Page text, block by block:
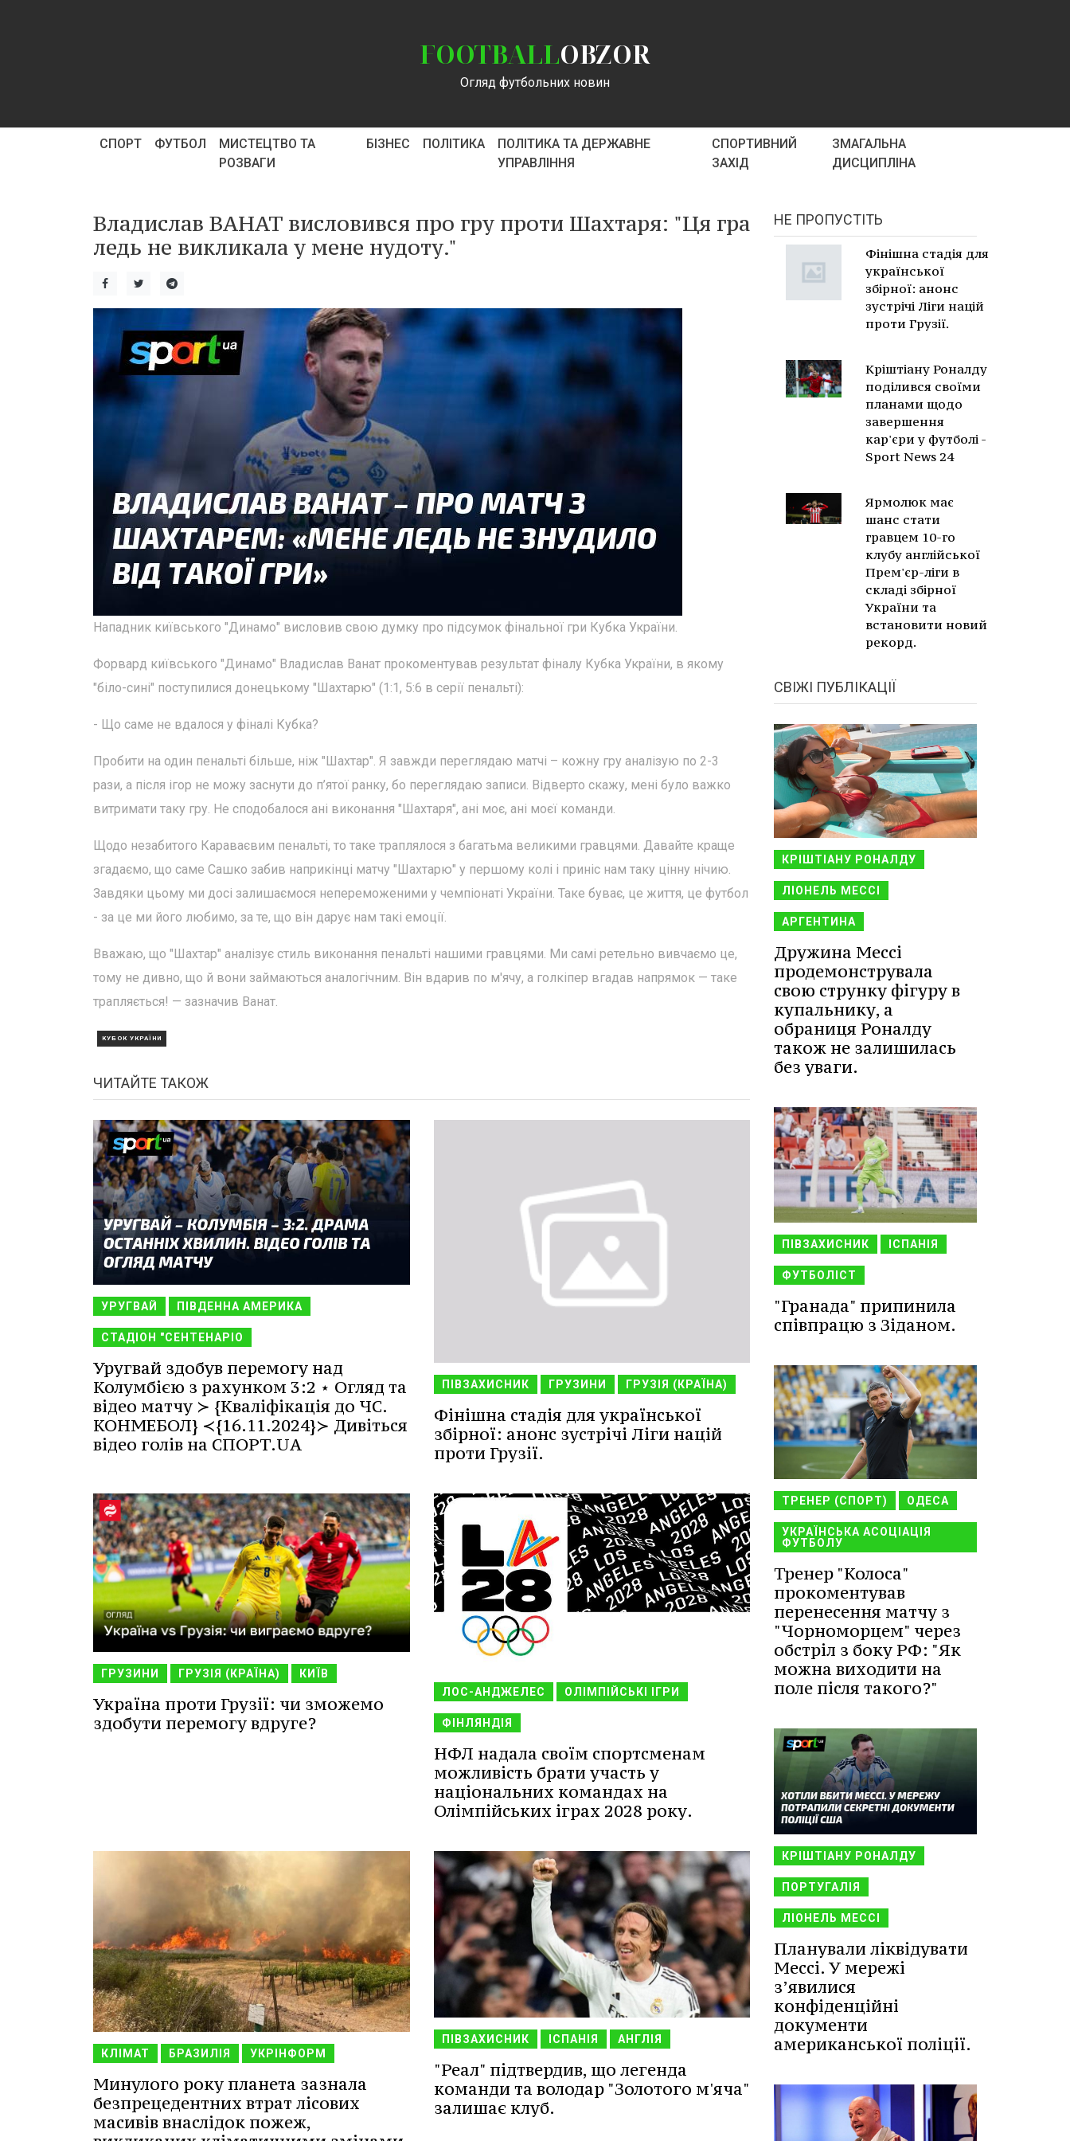
FOOTBALLOBZOR
Огляд футбольних новин
СПОРТ ФУТБОЛ
МИСТЕЦТВО ТА
РОЗВАГИ
БІЗНЕС ПОЛІТИКА
ПОЛІТИКА ТА ДЕРЖАВНЕ
УПРАВЛІННЯ
СПОРТИВНИЙ
ЗАХІД
ЗМАГАЛЬНА
ДИСЦИПЛІНА
Владислав ВАНАТ висловився про гру проти Шахтаря: "Ця гра
ледь не викликала у мене нудоту."
Нападник київського "Динамо" висловив свою думку про підсумок фінальної гри Кубка України.
Форвард київського "Динамо" Владислав Ванат прокоментував результат фіналу Кубка України, в якому
"біло-сині" поступилися донецькому "Шахтарю" (1:1, 5:6 в серії пенальті):
- Що саме не вдалося у фіналі Кубка?
Пробити на один пенальті більше, ніж "Шахтар". Я завжди переглядаю матчі – кожну гру аналізую по 2-3
рази, а після ігор не можу заснути до п’ятої ранку, бо переглядаю записи. Відверто скажу, мені було важко
витримати таку гру. Не сподобалося ані виконання "Шахтаря", ані моє, ані моєї команди.
Щодо незабитого Караваєвим пенальті, то таке траплялося з багатьма великими гравцями. Давайте краще
згадаємо, що саме Сашко забив наприкінці матчу "Шахтарю" у першому колі і приніс нам таку цінну нічию.
Завдяки цьому ми досі залишаємося непереможеними у чемпіонаті України. Таке буває, це життя, це футбол
- за це ми його любимо, за те, що він дарує нам такі емоції.
Вважаю, що "Шахтар" аналізує стиль виконання пенальті нашими гравцями. Ми самі ретельно вивчаємо це,
тому не дивно, що й вони займаються аналогічним. Він вдарив по м'ячу, а голкіпер вгадав напрямок — таке
трапляється! — зазначив Ванат.
КУБОК УКРАЇНИ
ЧИТАЙТЕ ТАКОЖ
УРУГВАЙ ПІВДЕННА АМЕРИКА
СТАДІОН "СЕНТЕНАРІО
Уругвай здобув перемогу над
Колумбією з рахунком 3:2 ⋆ Огляд та
відео матчу ≻ {Кваліфікація до ЧС.
КОНМЕБОЛ} ≺{16.11.2024}≻ Дивіться
відео голів на СПОРТ.UA
ПІВЗАХИСНИК ГРУЗИНИ ГРУЗІЯ (КРАЇНА)
Фінішна стадія для української
збірної: анонс зустрічі Ліги націй
проти Грузії.
ГРУЗИНИ ГРУЗІЯ (КРАЇНА) КИЇВ
Україна проти Грузії: чи зможемо
здобути перемогу вдруге?
ЛОС-АНДЖЕЛЕС ОЛІМПІЙСЬКІ ІГРИ
ФІНЛЯНДІЯ
НФЛ надала своїм спортсменам
можливість брати участь у
національних командах на
Олімпійських іграх 2028 року.
КЛІМАТ БРАЗИЛІЯ УКРІНФОРМ
Минулого року планета зазнала
безпрецедентних втрат лісових
масивів внаслідок пожеж,
ПІВЗАХИСНИК ІСПАНІЯ АНГЛІЯ
"Реал" підтвердив, що легенда
команди та володар "Золотого м'яча"
залишає клуб.
НЕ ПРОПУСТІТЬ
Фінішна стадія для
української
збірної: анонс
зустрічі Ліги націй
проти Грузії.
Кріштіану Роналду
поділився своїми
планами щодо
завершення
кар'єри у футболі -
Sport News 24
Ярмолюк має
шанс стати
гравцем 10-го
клубу англійської
Прем'єр-ліги в
складі збірної
України та
встановити новий
рекорд.
СВІЖІ ПУБЛІКАЦІЇ
КРІШТІАНУ РОНАЛДУ
ЛІОНЕЛЬ МЕССІ
АРГЕНТИНА
Дружина Мессі
продемонструвала
свою струнку фігуру в
купальнику, а
обраниця Роналду
також не залишилась
без уваги.
ПІВЗАХИСНИК ІСПАНІЯ
ФУТБОЛІСТ
"Гранада" припинила
співпрацю з Зіданом.
ТРЕНЕР (СПОРТ) ОДЕСА
УКРАЇНСЬКА АСОЦІАЦІЯ
ФУТБОЛУ
Тренер "Колоса"
прокоментував
перенесення матчу з
"Чорноморцем" через
обстріл з боку РФ: "Як
можна виходити на
поле після такого?"
КРІШТІАНУ РОНАЛДУ
ПОРТУГАЛІЯ
ЛІОНЕЛЬ МЕССІ
Планували ліквідувати
Мессі. У мережі
з’явилися
конфіденційні
документи
американської поліції.